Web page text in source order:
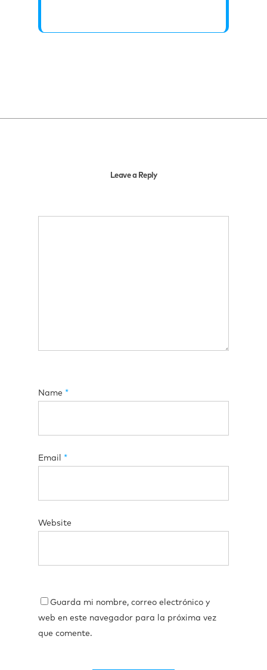
Leave a Reply
Name *
Email *
Website
Guarda mi nombre, correo electrónico y
web en este navegador para la próxima vez
que comente.